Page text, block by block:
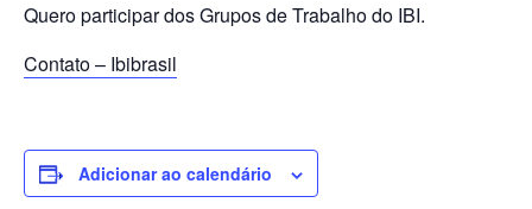
Quero participar dos Grupos de Trabalho do IBI.
Contato – Ibibrasil
Adicionar ao calendário